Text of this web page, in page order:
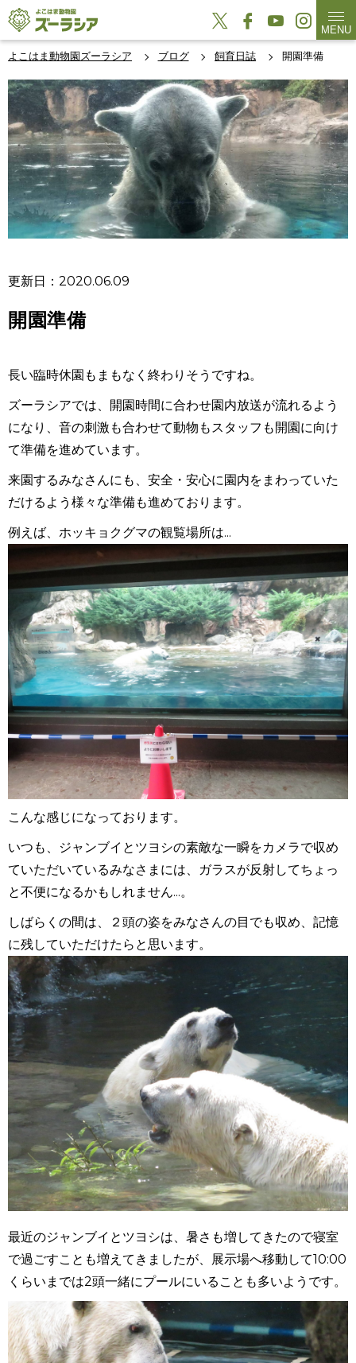
MENU
よこはま動物園ズーラシア ブログ 飼育日誌 開園準備
更新日：2020.06.09
開園準備
長い臨時休園もまもなく終わりそうですね。
ズーラシアでは、開園時間に合わせ園内放送が流れるよう
になり、音の刺激も合わせて動物もスタッフも開園に向け
て準備を進めています。
来園するみなさんにも、安全・安心に園内をまわっていた
だけるよう様々な準備も進めております。
例えば、ホッキョクグマの観覧場所は...
こんな感じになっております。
いつも、ジャンブイとツヨシの素敵な一瞬をカメラで収め
ていただいているみなさまには、ガラスが反射してちょっ
と不便になるかもしれません...。
しばらくの間は、２頭の姿をみなさんの目でも収め、記憶
に残していただけたらと思います。
最近のジャンブイとツヨシは、暑さも増してきたので寝室
で過ごすことも増えてきましたが、展示場へ移動して10:00
くらいまでは2頭一緒にプールにいることも多いようです。